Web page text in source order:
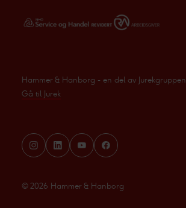
Hammer & Hanborg - en del av Jurekgruppen
Gå til Jurek
© 2026 Hammer & Hanborg